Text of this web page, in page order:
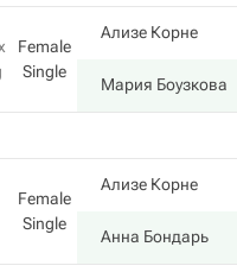
Female
Single
Ализе Корне
Мария Боузкова
Female
Single
Ализе Корне
Анна Бондарь